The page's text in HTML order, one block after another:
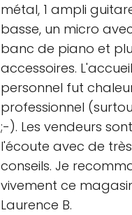
métal, 1 ampli
basse, un micro
banc de piano et
accessoires.
personnel fut
professionnel
;-). Les vendeurs
l'écoute avec de
conseils. Je
vivement ce
Laurence B.